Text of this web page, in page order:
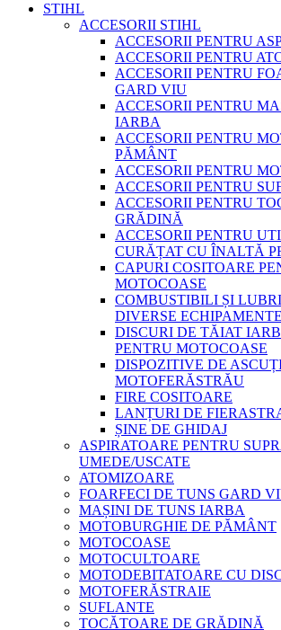
STIHL
ACCESORII STIHL
ACCESORII PENTRU
ACCESORII PENTRU
ACCESORII PENTRU
GARD VIU
ACCESORII PENTRU
IARBA
ACCESORII PENTRU
PĂMÂNT
ACCESORII PENTRU
ACCESORII PENTRU
ACCESORII PENTRU
GRĂDINĂ
ACCESORII PENTRU
CURĂȚAT CU ÎNALTĂ
CAPURI COSITOARE
MOTOCOASE
COMBUSTIBILI ȘI
DIVERSE ECHIPAMENTE
DISCURI DE TĂIAT
PENTRU MOTOCOASE
DISPOZITIVE DE
MOTOFERĂSTRĂU
FIRE COSITOARE
LANȚURI DE
ȘINE DE GHIDAJ
ASPIRATOARE PENTRU
UMEDE/USCATE
ATOMIZOARE
FOARFECI DE TUNS GARD
MAȘINI DE TUNS IARBA
MOTOBURGHIE DE PĂMÂNT
MOTOCOASE
MOTOCULTOARE
MOTODEBITATOARE CU
MOTOFERĂSTRAIE
SUFLANTE
TOCĂTOARE DE GRĂDINĂ